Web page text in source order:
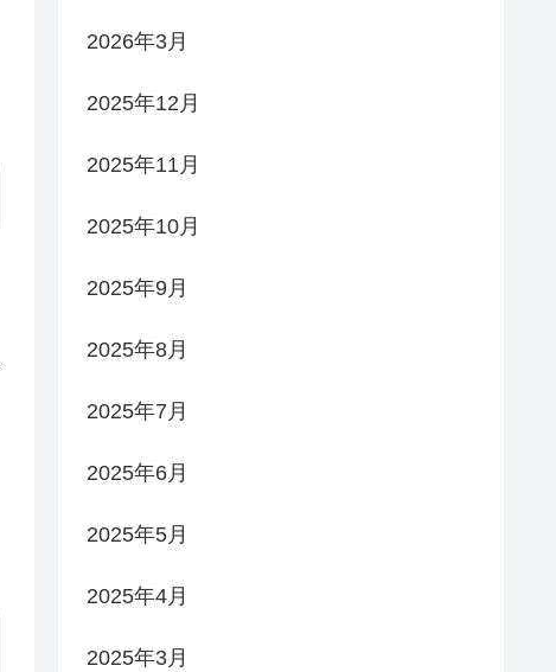
2026年3月
2025年12月
2025年11月
2025年10月
2025年9月
2025年8月
2025年7月
2025年6月
2025年5月
2025年4月
2025年3月